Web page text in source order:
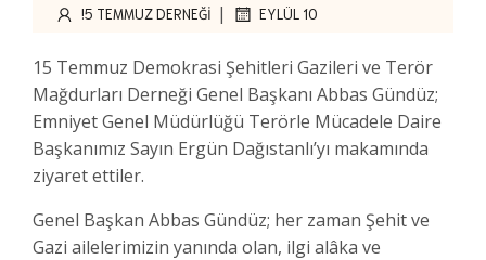
!5 TEMMUZ DERNEĞI | EYLÜL 10
15 Temmuz Demokrasi Şehitleri Gazileri ve Terör
Mağdurları Derneği Genel Başkanı Abbas Gündüz;
Emniyet Genel Müdürlüğü Terörle Mücadele Daire
Başkanımız Sayın Ergün Dağıstanlı’yı makamında
ziyaret ettiler.
Genel Başkan Abbas Gündüz; her zaman Şehit ve
Gazi ailelerimizin yanında olan, ilgi alâka ve